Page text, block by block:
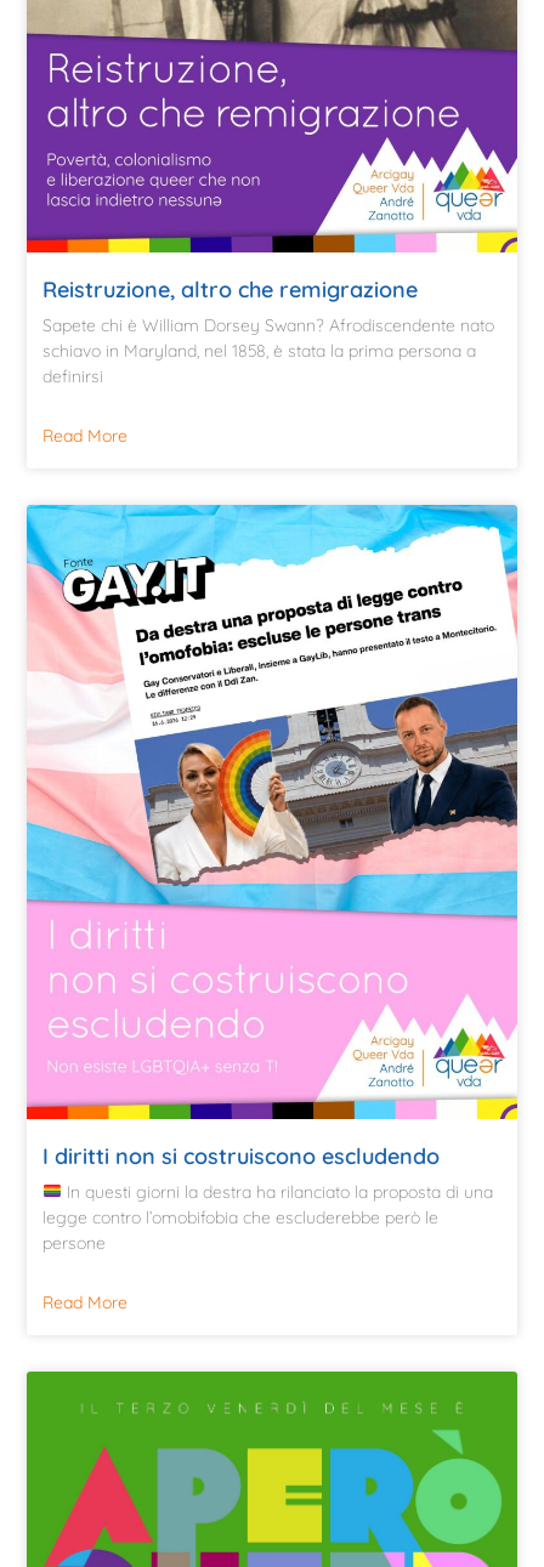
Reistruzione, altro che remigrazione
Sapete chi è William Dorsey Swann? Afrodiscendente nato
schiavo in Maryland, nel 1858, è stata la prima persona a
definirsi
Read More
I diritti non si costruiscono escludendo
In questi giorni la destra ha rilanciato la proposta di una
legge contro l’omobifobia che escluderebbe però le
persone
Read More